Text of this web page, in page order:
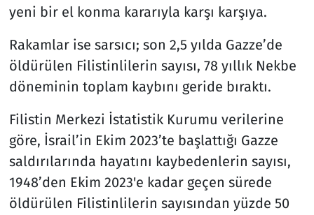
yeni bir el konma kararıyla karşı karşıya.
Rakamlar ise sarsıcı; son 2,5 yılda Gazze’de
öldürülen Filistinlilerin sayısı, 78 yıllık Nekbe
döneminin toplam kaybını geride bıraktı.
Filistin Merkezi İstatistik Kurumu verilerine
göre, İsrail’in Ekim 2023’te başlattığı Gazze
saldırılarında hayatını kaybedenlerin sayısı,
1948’den Ekim 2023'e kadar geçen sürede
öldürülen Filistinlilerin sayısından yüzde 50